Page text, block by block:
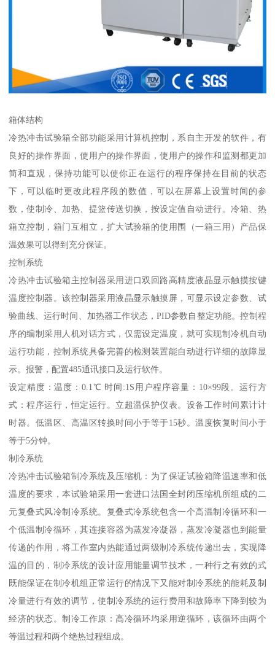
箱体结构
冷热冲击试验箱全部功能采用计算机控制，系自主开发的软件，有
良好的操作界面，使用户的操作界面，使用户的操作和监测都更加
简和直观，保持功能可以使你正在运行的程序保持在目前的状态
下，可以临时更改此程序段的数值，可以在屏幕上设置时间的参
数，使制冷、加热、提篮传送切换，按设定值自动进行。冷箱、热
箱立控制，箱门互相立，扩大试验箱的使用围（一箱三用）产品保
温效果可以得到充分保证。
控制系统
冷热冲击试验箱主控制器采用进口双回路高精度液晶显示触摸按键
温度控制器。该控制器采用液晶显示触摸屏，可显示设定参数、试
验曲线、运行时间、加热器工作状态，PID参数自整定功能。控制程
序的编制采用人机对话方式，仅需设定温度，就可实现制冷机自动
运行功能，控制系统具备完善的检测装置能自动进行详细的故障显
示。报警，配置485通讯接口及运行软件。
设定精度：温度：0.1℃ 时间:1S用户程序容量：10×99段。运行方
式：程序运行，恒定运行。立超温保护仪表。设备工作时间累计计
时器。低温区、高温区转换时间小于等于15秒。温度恢复时间小于
等于5分钟。
制冷系统
冷热冲击试验箱制冷系统及压缩机：为了保证试验箱降温速率和低
温度的要求，本试验箱采用一套进口法国全封闭压缩机所组成的二
元复叠式风冷制冷系统。复叠式冷系统包含一个高温制冷循环和一
个低温制冷循环，其连接容器为蒸发冷凝器，蒸发冷凝器也到能量
传递的作用，将工作室内热能通过两级制冷系统传递出去，实现降
温的目的，制冷系统的设计应用能量调节技术，一种行之有效的式
既能保证在制冷机组正常运行的情况下又能对制冷系统的能耗及制
冷量进行有效的调节，使制冷系统的运行费用和故障率下降到较为
经济的状态。制冷工作原：高冷循环均采用逆循环，该循环由两个
等温过程和两个绝热过程组成。